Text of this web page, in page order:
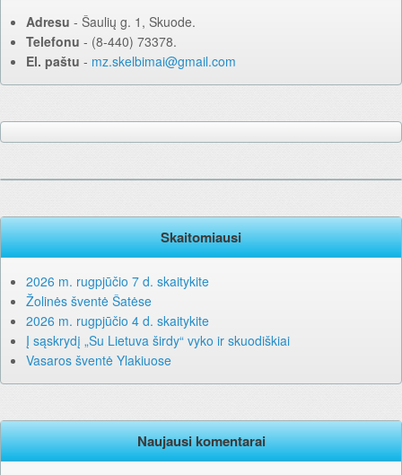
Adresu ‐ Šaulių g. 1, Skuode.
Telefonu ‐ (8-440) 73378.
El. paštu ‐ mz.skelbimai@gmail.com
Skaitomiausi
2026 m. rugpjūčio 7 d. skaitykite
Žolinės šventė Šatėse
2026 m. rugpjūčio 4 d. skaitykite
Į sąskrydį „Su Lietuva širdy“ vyko ir skuodiškiai
Vasaros šventė Ylakiuose
Naujausi komentarai